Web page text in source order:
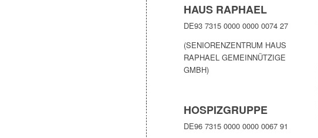
HAUS RAPHAEL
DE93 7315 0000 0000 0074 27
(SENIORENZENTRUM HAUS
RAPHAEL GEMEINNÜTZIGE
GMBH)
HOSPIZGRUPPE
DE96 7315 0000 0000 0067 91